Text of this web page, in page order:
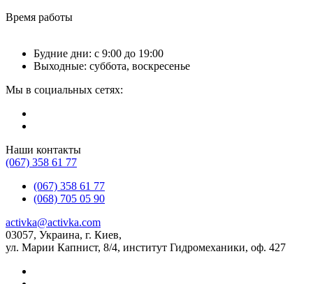
Время работы
Будние дни: с 9:00 до 19:00
Выходные: суббота, воскресенье
Мы в социальных сетях:
Наши контакты
(067) 358 61 77
(067) 358 61 77
(068) 705 05 90
activka@activka.com
03057, Украина, г. Киев,
ул. Марии Капнист, 8/4, институт Гидромеханики, оф. 427